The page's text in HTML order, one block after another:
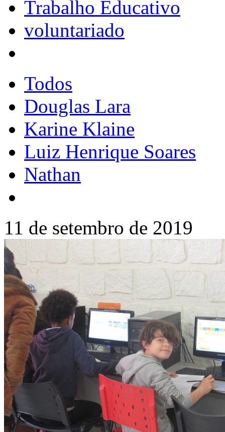
Trabalho Educativo
voluntariado
Todos
Douglas Lara
Karine Klaine
Luiz Henrique Soares
Nathan
11 de setembro de 2019